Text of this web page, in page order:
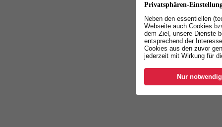
Privatsphären-
Neben den essentiellen
Webseite auch Cookies
dem Ziel, unsere Dienste
entsprechend der
Cookies aus den zuvor
jederzeit mit Wirkung für
Nur